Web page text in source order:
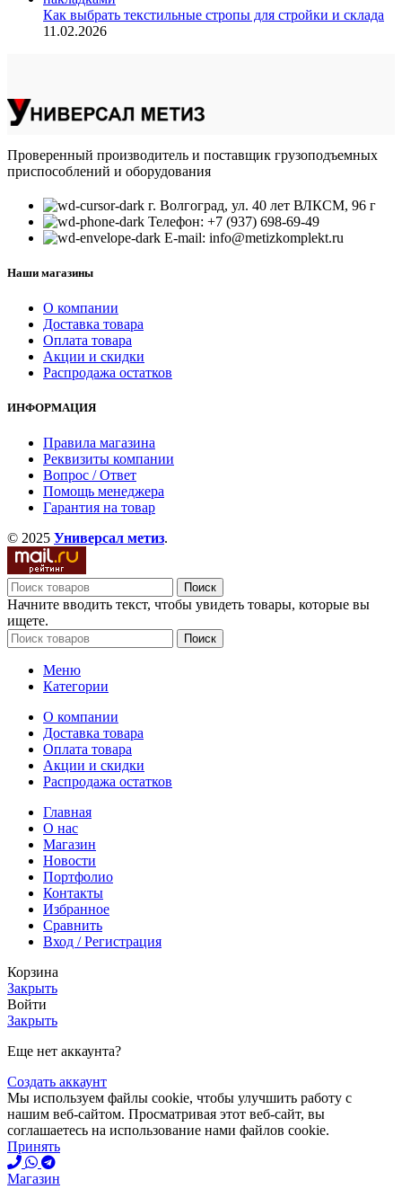
Как выбрать текстильные стропы для стройки и склада
11.02.2026
Проверенный производитель и поставщик грузоподъемных
приспособлений и оборудования
г. Волгоград, ул. 40 лет ВЛКСМ, 96 г
Телефон: +7 (937) 698-69-49
E-mail: info@metizkomplekt.ru
Наши магазины
О компании
Доставка товара
Оплата товара
Акции и скидки
Распродажа остатков
ИНФОРМАЦИЯ
Правила магазина
Реквизиты компании
Вопрос / Ответ
Помощь менеджера
Гарантия на товар
© 2025 Универсал метиз.
Поиск
Начните вводить текст, чтобы увидеть товары, которые вы
ищете.
Поиск
Меню
Категории
О компании
Доставка товара
Оплата товара
Акции и скидки
Распродажа остатков
Главная
О нас
Магазин
Новости
Портфолио
Контакты
Избранное
Сравнить
Вход / Регистрация
Корзина
Закрыть
Войти
Закрыть
Еще нет аккаунта?
Создать аккаунт
Мы используем файлы cookie, чтобы улучшить работу с
нашим веб-сайтом. Просматривая этот веб-сайт, вы
соглашаетесь на использование нами файлов cookie.
Принять
Магазин